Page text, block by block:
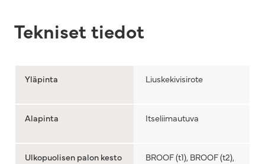
Tekniset tiedot
Yläpinta Liuskekivisirote
Alapinta Itseliimautuva
Ulkopuolisen palon kesto
BROOF (t1), BROOF (t2),